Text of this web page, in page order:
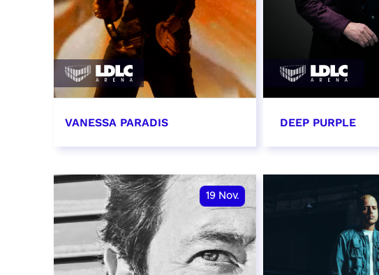
VANESSA PARADIS
RÉSERVER
DEEP PURPLE
19 Nov.